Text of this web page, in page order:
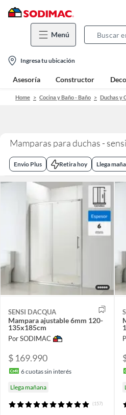
Menú
location-
icon
Ingresa tu ubicación
Asesoría Constructor
Home Cocina y Baño - Baño Duchas y
Mamparas para duchas -
Envio Plus Retira hoy Llega
SENSI DACQUA
Mampara ajustable 6mm 120-
135x185cm
Por SODIMAC
$ 169.990
6cuotas sin interés
Llega mañana
(157)